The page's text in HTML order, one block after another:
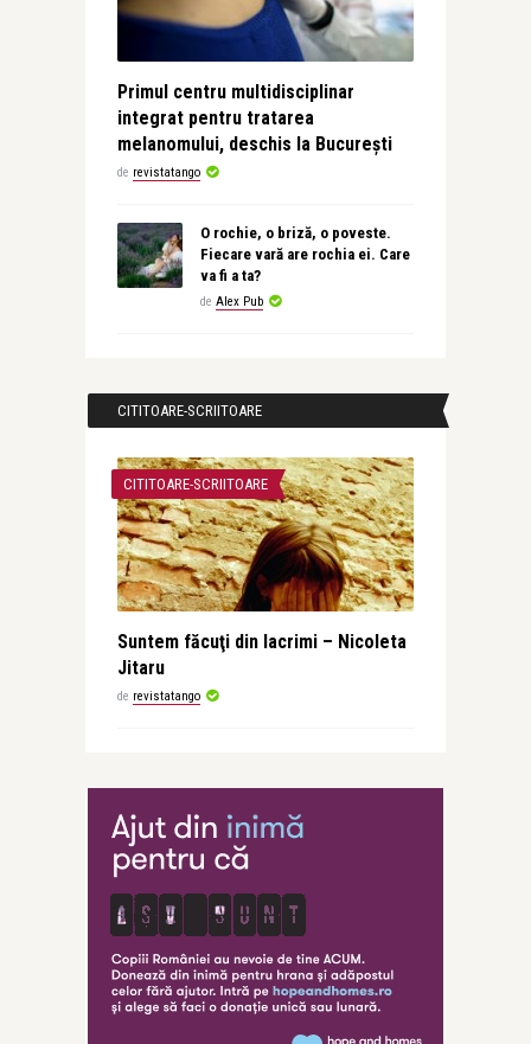
Primul centru multidisciplinar
integrat pentru tratarea
melanomului, deschis la București
de revistatango
O rochie, o briză, o poveste.
Fiecare vară are rochia ei. Care
va fi a ta?
de Alex Pub
CITITOARE-SCRIITOARE
CITITOARE-SCRIITOARE
Suntem făcuţi din lacrimi – Nicoleta
Jitaru
de revistatango